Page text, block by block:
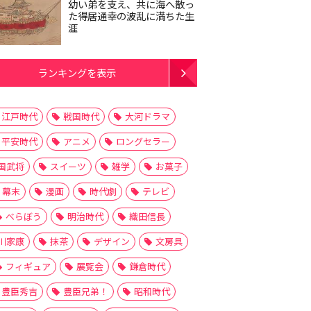
幼い弟を支え、共に海へ散っ
た得居通幸の波乱に満ちた生
涯
ランキングを表示
江戸時代 戦国時代
大河ドラマ
平安時代
アニメ
ロングセラー
武将
スイーツ 雑学
お菓子
幕末
漫画 時代劇
テレビ
べらぼう
明治時代
織田信長
家康
抹茶 デザイン
文房具
フィギュア
展覧会
鎌倉時代
豊臣秀吉
豊臣兄弟！
昭和時代